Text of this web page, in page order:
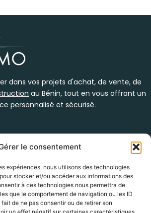
le consentement
expériences, nous utilisons des technologies
stocker et/ou accéder aux informations des
à ces technologies nous permettra de
que le comportement de navigation ou les ID
de ne pas consentir ou de retirer son
dans vos projets d'achat, de vente, de
au Bénin, tout en vous offrant un
personnalisé et sécurisé.
du bar kébao
info@groupe-hg.com
Immobilière
Vente / Achat